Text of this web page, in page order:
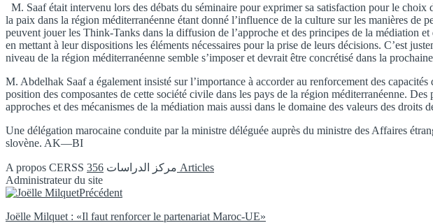
M. Saaf était intervenu lors des débats du séminaire pour exprimer sa satisfaction pour le
la paix dans la région méditerranéenne étant donné l’influence de la culture sur les manières
peuvent jouer les Think-Tanks dans la diffusion de l’approche et des principes de la médiation
en mettant à leur dispositions les éléments nécessaires pour la prise de leurs décisions. C’est
niveau de la région méditerranéenne semble s’imposer et devrait être concrétisé dans la
M. Abdelhak Saaf a également insisté sur l’importance à accorder au renforcement des
position des composantes de cette société civile dans les pays de la région méditerranéenne.
approches et des mécanismes de la médiation mais aussi dans le domaine des valeurs des
Une délégation marocaine conduite par la ministre déléguée auprès du ministre des Affaires
slovène. AK—BI
A propos CERSS مركز الدراسات 356 Articles
Administrateur du site
Instagram
Précédent
Joëlle Milquet : «Il faut renforcer le partenariat Maroc-UE»